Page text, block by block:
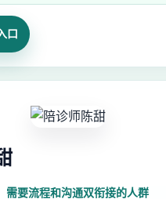
口
需要流程和沟通双衔接的人群